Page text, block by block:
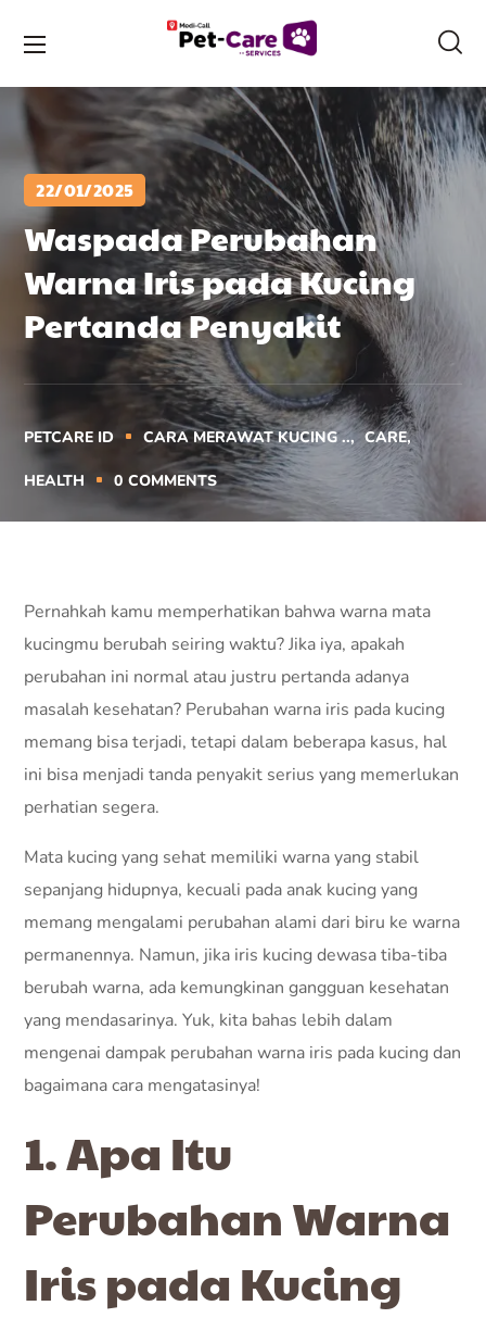
22/01/2025
Waspada Perubahan
Warna Iris pada Kucing
Pertanda Penyakit
PETCARE ID CARA MERAWAT KUCING .. CARE
HEALTH 0 COMMENTS
Pernahkah kamu memperhatikan bahwa warna mata
kucingmu berubah seiring waktu? Jika iya, apakah
perubahan ini normal atau justru pertanda adanya
masalah kesehatan? Perubahan warna iris pada kucing
memang bisa terjadi, tetapi dalam beberapa kasus, hal
ini bisa menjadi tanda penyakit serius yang memerlukan
perhatian segera.
Mata kucing yang sehat memiliki warna yang stabil
sepanjang hidupnya, kecuali pada anak kucing yang
memang mengalami perubahan alami dari biru ke warna
permanennya. Namun, jika iris kucing dewasa tiba-tiba
berubah warna, ada kemungkinan gangguan kesehatan
yang mendasarinya. Yuk, kita bahas lebih dalam
mengenai dampak perubahan warna iris pada kucing dan
bagaimana cara mengatasinya!
1. Apa Itu
Perubahan Warna
Iris pada Kucing